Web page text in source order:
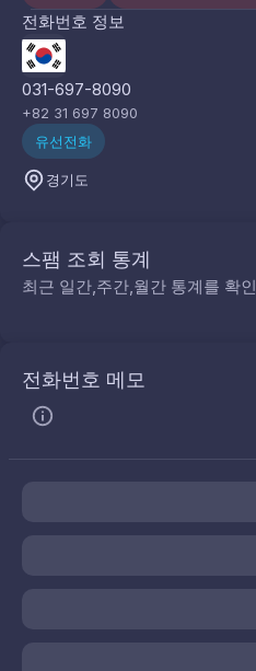
전화번호 정보
031-697-8090
+82 31 697 8090
유선전화
경기도
스팸 조회 통계
최근 일간,주간,월간 통계를 확인
전화번호 메모